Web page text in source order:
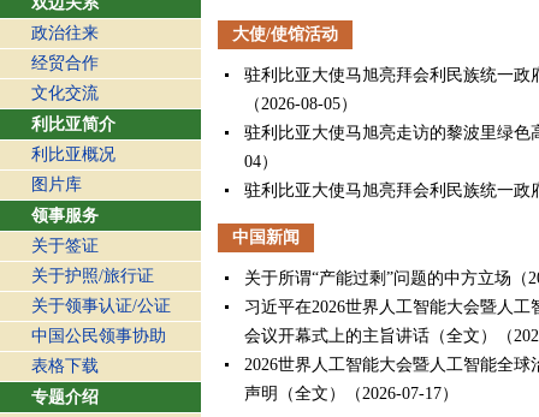
政治往来
经贸合作
文化交流
利比亚简介
利比亚概况
图片库
领事服务
关于签证
关于护照/旅行证
关于领事认证/公证
中国公民领事协助
表格下载
专题介绍
杜勒马吉德（2026-03-24）
王毅会见利比亚民族统一政府总理兼外
29）
大使/使馆活动
驻利比亚大使马旭亮拜会利民族统一政
（2026-08-05）
驻利比亚大使马旭亮走访的黎波里绿色
04）
驻利比亚大使马旭亮拜会利民族统一政
西（2026-07-28）
驻利比亚大使马旭亮会见利民族统一政
（2026-07-23）
驻利比亚大使马旭亮会见的黎波里大学
07-22）
中国新闻
关于所谓“产能过剩”问题的中方立场 （
习近平在2026世界人工智能大会暨人工
会议开幕式上的主旨讲话（全文）
（
2026世界人工智能大会暨人工智能全球
声明（全文）
（2026-07-17）